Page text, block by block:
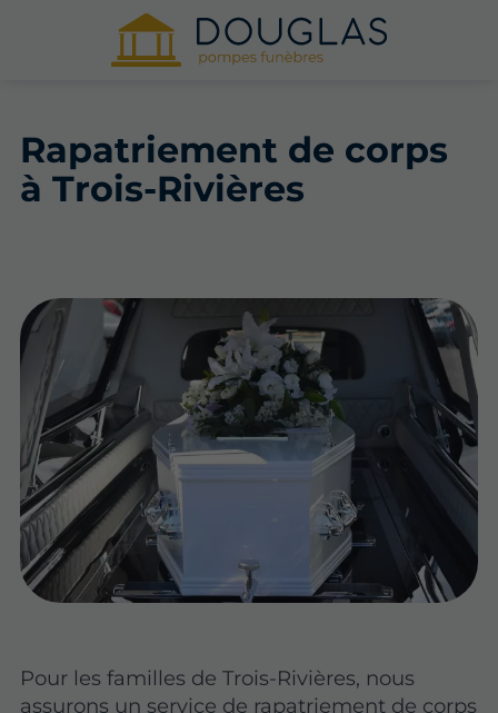
Rapatriement de corps
à Trois-Rivières
Pour les familles de Trois-Rivières, nous
assurons un service de rapatriement de corps